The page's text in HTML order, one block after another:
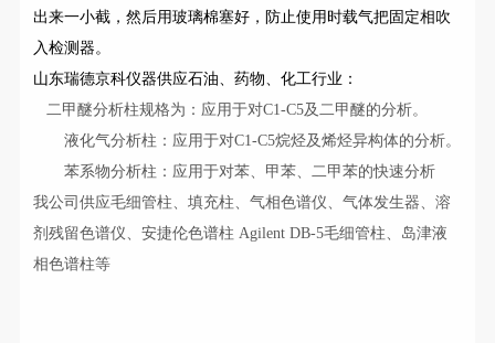
出来一小截，然后用玻璃棉塞好，防止使用时载气把固定相吹
入检测器。
山东瑞德京科仪器供应石油、药物、化工行业：
二甲醚分析柱规格为：应用于对C1-C5及二甲醚的分析。
液化气分析柱：应用于对C1-C5烷烃及烯烃异构体的分析。
苯系物分析柱：应用于对苯、甲苯、二甲苯的快速分析
我公司供应毛细管柱、填充柱、气相色谱仪、气体发生器、溶
剂残留色谱仪、安捷伦色谱柱 Agilent DB-5毛细管柱、岛津液
相色谱柱等